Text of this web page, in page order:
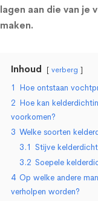
lagen aan die van je
maken.
Inhoud verberg
1 Hoe ontstaan
2 Hoe kan
voorkomen?
3 Welke soorten
3.1 Stijve
3.2 Soepele
4 Op welke andere
verholpen worden?